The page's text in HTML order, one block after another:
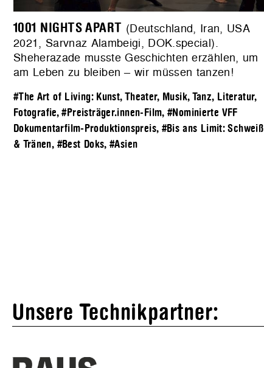
1001 NIGHTS APART (Deutschland, Iran, USA
2021, Sarvnaz Alambeigi, DOK.special).
Sheherazade musste Geschichten erzählen, um
am Leben zu bleiben – wir müssen tanzen!
#The Art of Living: Kunst, Theater, Musik, Tanz, Literatur,
Fotografie,#Preisträger.innen-Film, #Nominierte VFF
Dokumentarfilm-Produktionspreis, #Bis ans Limit: Schweiß
& Tränen, #Best Doks, #Asien
Unsere Technikpartner: